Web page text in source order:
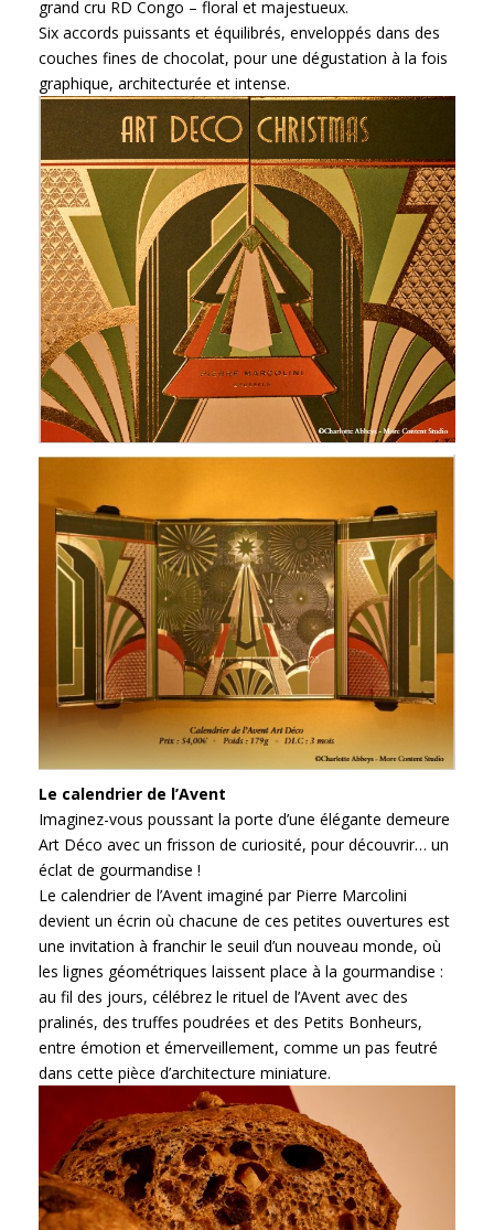
grand cru RD Congo – floral et majestueux.
Six accords puissants et équilibrés, enveloppés dans des
couches fines de chocolat, pour une dégustation à la fois
graphique, architecturée et intense.
Le calendrier de l’Avent
Imaginez-vous poussant la porte d’une élégante demeure
Art Déco avec un frisson de curiosité, pour découvrir… un
éclat de gourmandise !
Le calendrier de l’Avent imaginé par Pierre Marcolini
devient un écrin où chacune de ces petites ouvertures est
une invitation à franchir le seuil d’un nouveau monde, où
les lignes géométriques laissent place à la gourmandise :
au fil des jours, célébrez le rituel de l’Avent avec des
pralinés, des truffes poudrées et des Petits Bonheurs,
entre émotion et émerveillement, comme un pas feutré
dans cette pièce d’architecture miniature.